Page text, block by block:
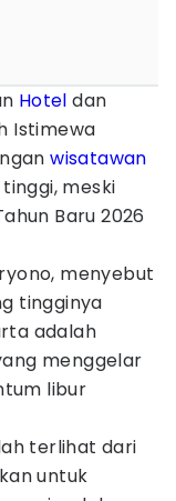
Hotel dan
Istimewa
wisatawan
meski
Baru 2026
menyebut
tingginya
adalah
menggelar
libur
terlihat dari
untuk